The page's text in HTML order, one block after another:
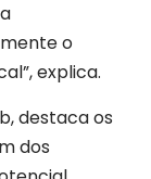
o
explica.
destaca os
dos